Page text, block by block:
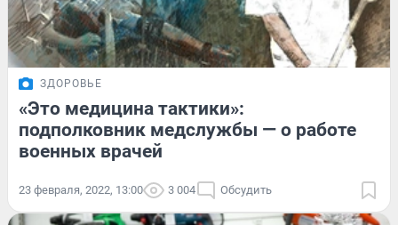
ЗДОРОВЬЕ
«Это медицина тактики»:
подполковник медслужбы — о работе
военных врачей
23 февраля, 2022, 13:00 3 004 Обсудить